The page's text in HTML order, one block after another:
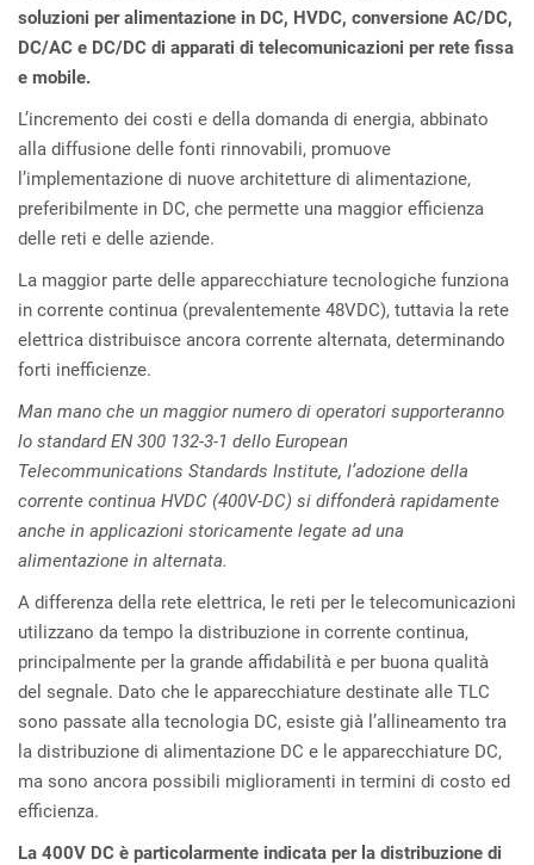
soluzioni per alimentazione in DC, HVDC, conversione AC/DC,
DC/AC e DC/DC di apparati di telecomunicazioni per rete fissa
e mobile.
L’incremento dei costi e della domanda di energia, abbinato
alla diffusione delle fonti rinnovabili, promuove
l’implementazione di nuove architetture di alimentazione,
preferibilmente in DC, che permette una maggior efficienza
delle reti e delle aziende.
La maggior parte delle apparecchiature tecnologiche funziona
in corrente continua (prevalentemente 48VDC), tuttavia la rete
elettrica distribuisce ancora corrente alternata, determinando
forti inefficienze.
Man mano che un maggior numero di operatori supporteranno
lo standard EN 300 132-3-1 dello European
Telecommunications Standards Institute, l’adozione della
corrente continua HVDC (400V-DC) si diffonderà rapidamente
anche in applicazioni storicamente legate ad una
alimentazione in alternata.
A differenza della rete elettrica, le reti per le telecomunicazioni
utilizzano da tempo la distribuzione in corrente continua,
principalmente per la grande affidabilità e per buona qualità
del segnale. Dato che le apparecchiature destinate alle TLC
sono passate alla tecnologia DC, esiste già l’allineamento tra
la distribuzione di alimentazione DC e le apparecchiature DC,
ma sono ancora possibili miglioramenti in termini di costo ed
efficienza.
La 400V DC è particolarmente indicata per la distribuzione di